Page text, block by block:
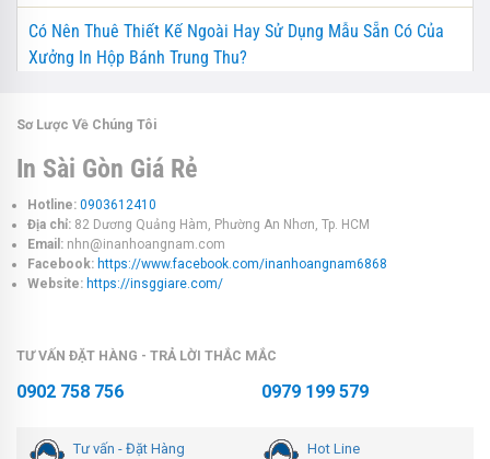
Có Nên Thuê Thiết Kế Ngoài Hay Sử Dụng Mẫu Sẵn Có Của
Xưởng In Hộp Bánh Trung Thu?
Sơ Lược Về Chúng Tôi
In Sài Gòn Giá Rẻ
Hotline: 0903612410
Địa chỉ: 82 Dương Quảng Hàm, Phường An Nhơn, Tp. HCM
Email: nhn@inanhoangnam.com
Facebook: https://www.facebook.com/inanhoangnam6868
Website: https://insggiare.com/
TƯ VẤN ĐẶT HÀNG - TRẢ LỜI THẮC MẮC
0902 758 756 0979 199 579
Tư vấn - Đặt Hàng Hot Line